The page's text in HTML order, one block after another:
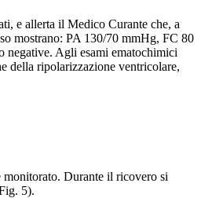
e allerta il Medico Curante che, a
mostrano: PA 130/70 mmHg, FC 80
negative. Agli esami ematochimici
della ripolarizzazione ventricolare,
monitorato. Durante il ricovero si
5).